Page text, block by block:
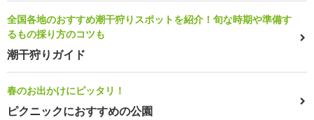
全国各地のおすすめ潮干狩りスポットを紹介！旬な時期や準備す
るもの採り方のコツも
潮干狩りガイド
春のお出かけにピッタリ！
ピクニックにおすすめの公園